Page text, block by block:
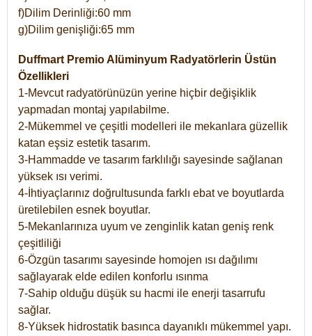
f)Dilim Derinliği:60 mm
g)Dilim genişliği:65 mm
Duffmart Premio Alüminyum Radyatörlerin Üstün
Özellikleri
1-Mevcut radyatörünüzün yerine hiçbir değişiklik
yapmadan montaj yapılabilme.
2-Mükemmel ve çeşitli modelleri ile mekanlara güzellik
katan eşsiz estetik tasarım.
3-Hammadde ve tasarım farklılığı sayesinde sağlanan
yüksek ısı verimi.
4-İhtiyaçlarınız doğrultusunda farklı ebat ve boyutlarda
üretilebilen esnek boyutlar.
5-Mekanlarınıza uyum ve zenginlik katan geniş renk
çeşitliliği
6-Özgün tasarımı sayesinde homojen ısı dağılımı
sağlayarak elde edilen konforlu ısınma
7-Sahip olduğu düşük su hacmi ile enerji tasarrufu
sağlar.
8-Yüksek hidrostatik basınca dayanıklı mükemmel yapı.